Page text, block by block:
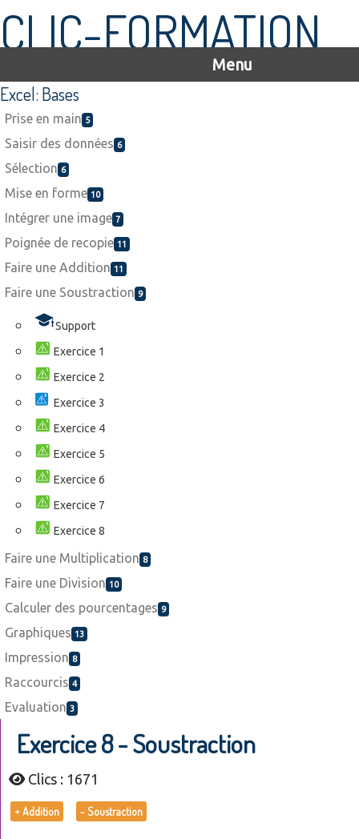
CLIC-FORMATION
Menu
Excel: Bases
Prise en main 5
Saisir des données 6
Sélection 6
Mise en forme 10
Intégrer une image 7
Poignée de recopie 11
Faire une Addition 11
Faire une Soustraction 9
Support
Exercice 1
Exercice 2
Exercice 3
Exercice 4
Exercice 5
Exercice 6
Exercice 7
Exercice 8
Faire une Multiplication 8
Faire une Division 10
Calculer des pourcentages 9
Graphiques 13
Impression 8
Raccourcis 4
Evaluation 3
Exercice 8 - Soustraction
Clics : 1671
+ Addition - Soustraction